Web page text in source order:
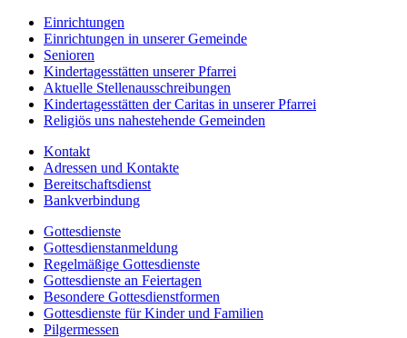
Einrichtungen
Einrichtungen in unserer Gemeinde
Senioren
Kindertagesstätten unserer Pfarrei
Aktuelle Stellenausschreibungen
Kindertagesstätten der Caritas in unserer Pfarrei
Religiös uns nahestehende Gemeinden
Kontakt
Adressen und Kontakte
Bereitschaftsdienst
Bankverbindung
Gottesdienste
Gottesdienstanmeldung
Regelmäßige Gottesdienste
Gottesdienste an Feiertagen
Besondere Gottesdienstformen
Gottesdienste für Kinder und Familien
Pilgermessen